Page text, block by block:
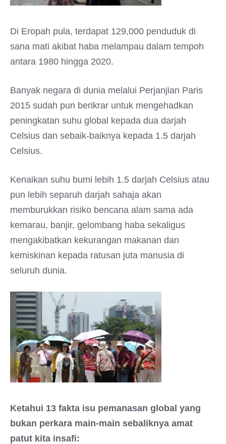
Di Eropah pula, terdapat 129,000 penduduk di
sana mati akibat haba melampau dalam tempoh
antara 1980 hingga 2020.
Banyak negara di dunia melalui Perjanjian Paris
2015 sudah pun berikrar untuk mengehadkan
peningkatan suhu global kepada dua darjah
Celsius dan sebaik-baiknya kepada 1.5 darjah
Celsius.
Kenaikan suhu bumi lebih 1.5 darjah Celsius atau
pun lebih separuh darjah sahaja akan
memburukkan risiko bencana alam sama ada
kemarau, banjir, gelombang haba sekaligus
mengakibatkan kekurangan makanan dan
kemiskinan kepada ratusan juta manusia di
seluruh dunia.
Ketahui 13 fakta isu pemanasan global yang
bukan perkara main-main sebaliknya amat
patut kita insafi: